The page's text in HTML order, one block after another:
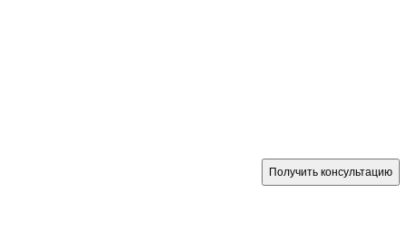
Получить консультацию